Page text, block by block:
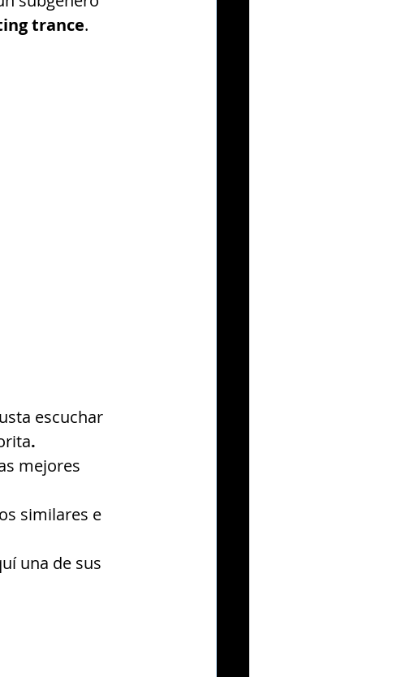
trance.
escuchar
.
mejores
similares e
una de sus